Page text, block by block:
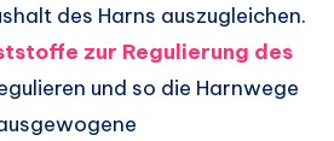
des Harns auszugleichen.
zur Regulierung des
und so die Harnwege